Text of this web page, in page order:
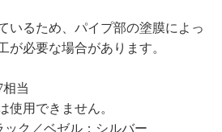
るため、パイプ部の塗膜によっ
が必要な場合があります。
相当
用できません。
ック／ベゼル：シルバー